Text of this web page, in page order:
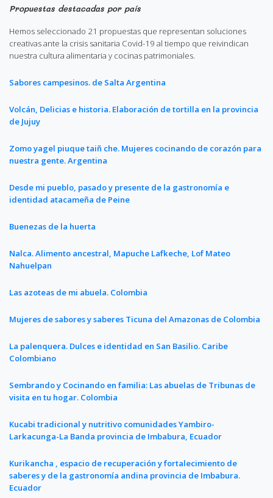
Propuestas destacadas por país
Hemos seleccionado 21 propuestas que representan soluciones
creativas ante la crisis sanitaria Covid-19 al tiempo que reivindican
nuestra cultura alimentaria y cocinas patrimoniales.
Sabores campesinos. de Salta Argentina
Volcán, Delicias e historia. Elaboración de tortilla en la provincia
de Jujuy
Zomo yagel piuque taiñ che. Mujeres cocinando de corazón para
nuestra gente. Argentina
Desde mi pueblo, pasado y presente de la gastronomía e
identidad atacameña de Peine
Buenezas de la huerta
Nalca. Alimento ancestral, Mapuche Lafkeche, Lof Mateo
Nahuelpan
Las azoteas de mi abuela. Colombia
Mujeres de sabores y saberes Ticuna del Amazonas de Colombia
La palenquera. Dulces e identidad en San Basilio. Caribe
Colombiano
Sembrando y Cocinando en familia: Las abuelas de Tribunas de
visita en tu hogar. Colombia
Kucabi tradicional y nutritivo comunidades Yambiro-
Larkacunga-La Banda provincia de Imbabura, Ecuador
Kurikancha , espacio de recuperación y fortalecimiento de
saberes y de la gastronomía andina provincia de Imbabura.
Ecuador